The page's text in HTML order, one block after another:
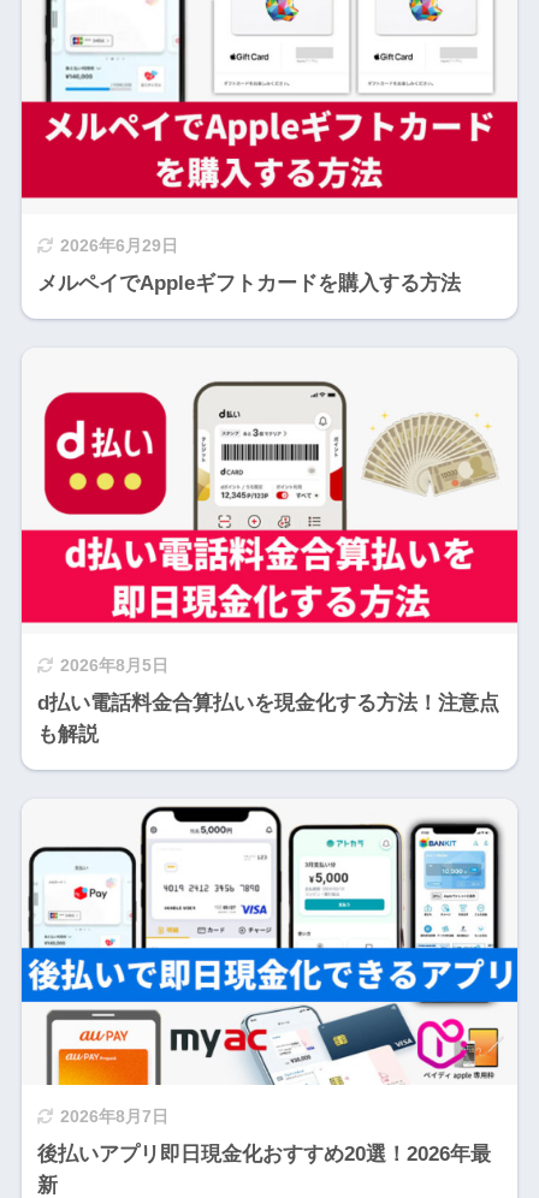
2026年6月29日
メルペイでAppleギフトカードを購入する方法
2026年8月5日
d払い電話料金合算払いを現金化する方法！注意点
も解説
2026年8月7日
後払いアプリ即日現金化おすすめ20選！2026年最
新